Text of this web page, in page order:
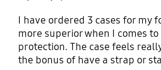
I have ordered 3 cases for my
more superior when I comes
protection. The case feels
the bonus of have a strap or